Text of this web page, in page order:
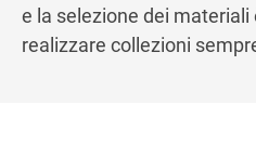
e la selezione dei
realizzare collezioni